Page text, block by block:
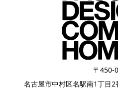
〒450-
名古屋市中村区名駅南1丁目